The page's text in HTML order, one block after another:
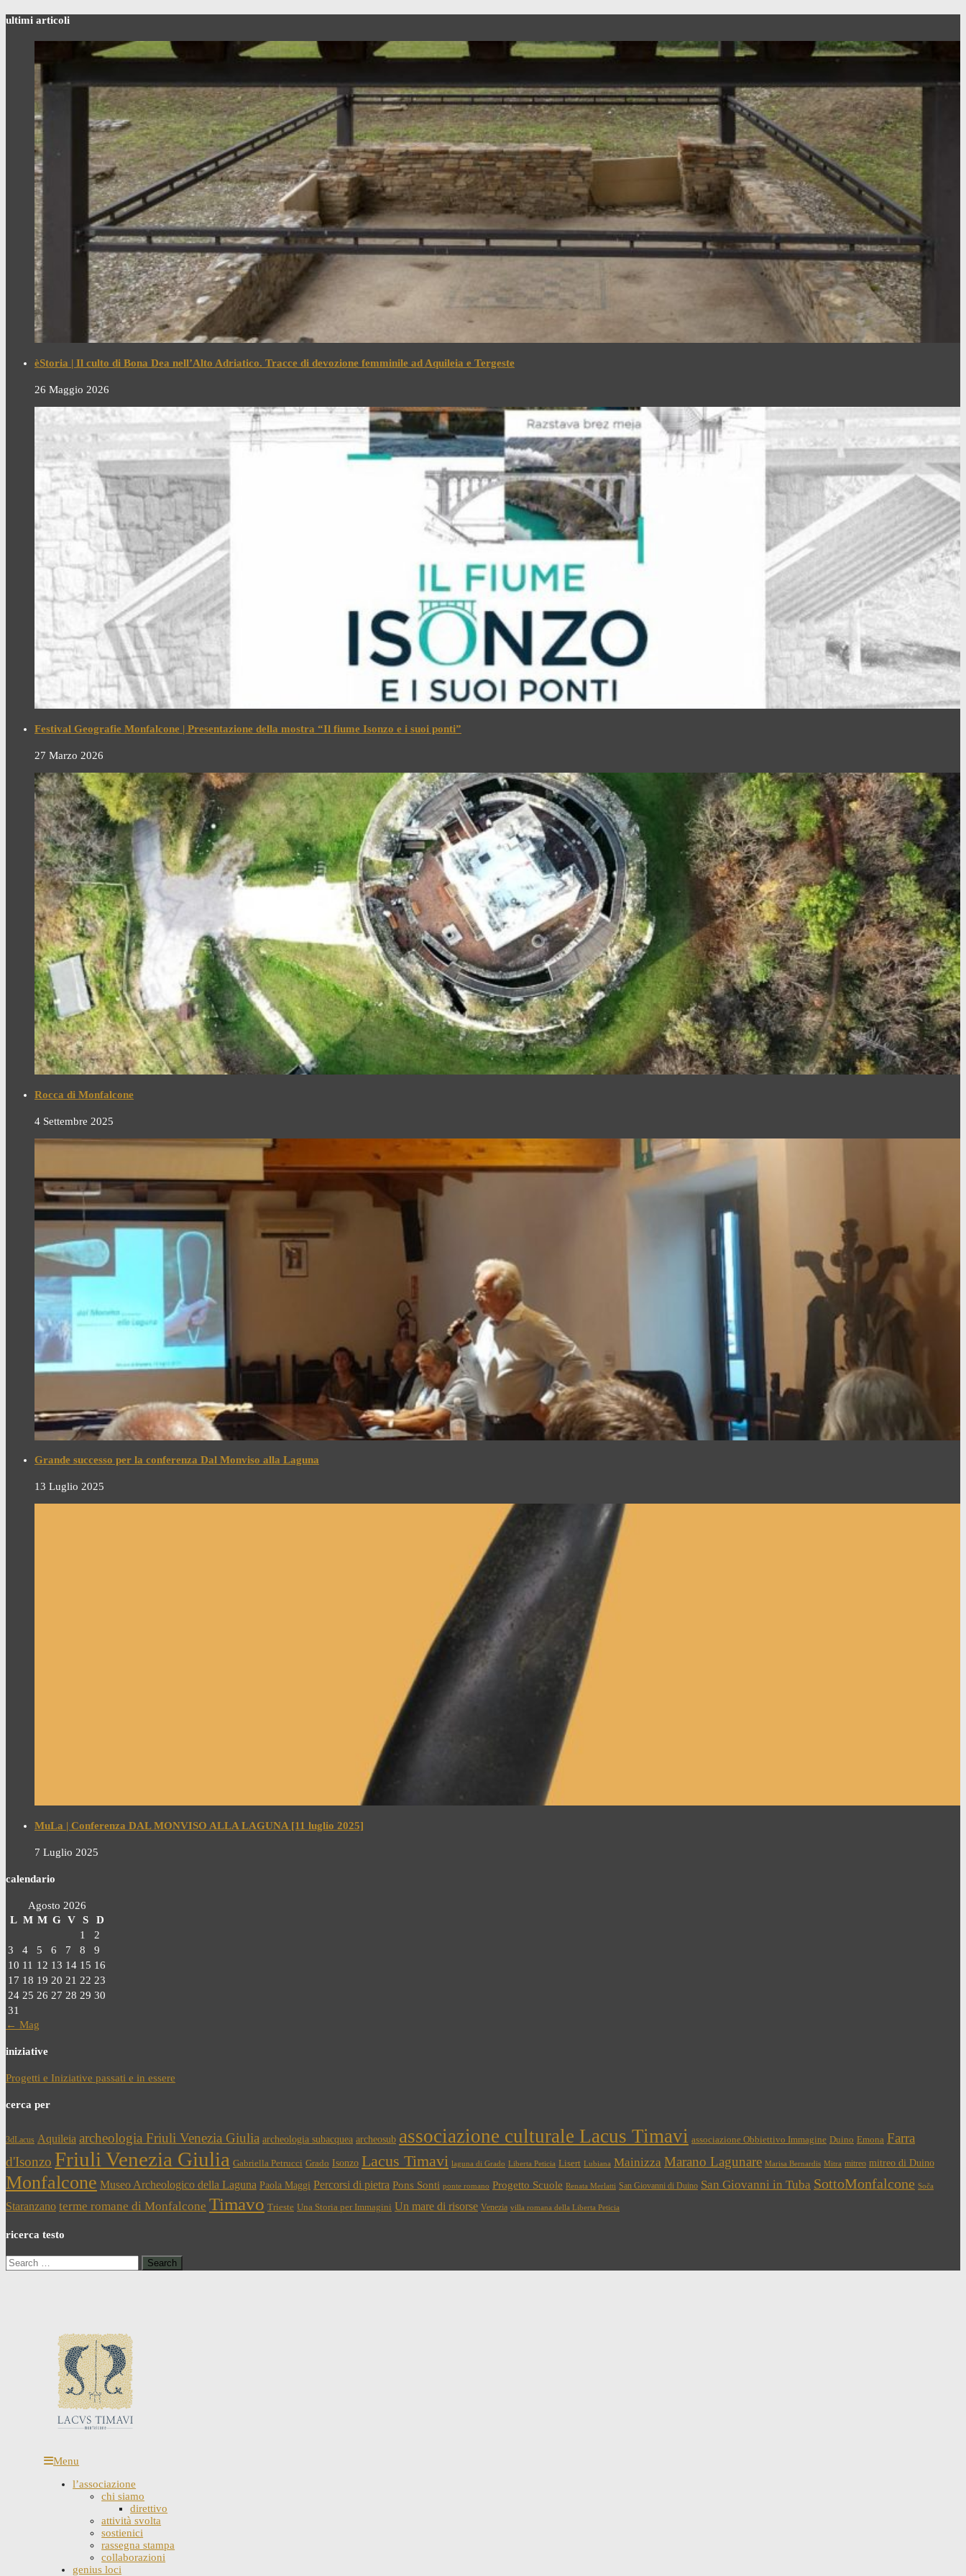
ultimi articoli
èStoria | Il culto di Bona Dea nell’Alto Adriatico. Tracce di devozione femminile ad Aquileia e Tergeste
26 Maggio 2026
Festival Geografie Monfalcone | Presentazione della mostra “Il fiume Isonzo e i suoi ponti”
27 Marzo 2026
Rocca di Monfalcone
4 Settembre 2025
Grande successo per la conferenza Dal Monviso alla Laguna
13 Luglio 2025
MuLa | Conferenza DAL MONVISO ALLA LAGUNA [11 luglio 2025]
7 Luglio 2025
calendario
Agosto 2026
L M M G V S
D
1
2
3
4 5 6 7 8
9
10 11 12 13 14 15 16
17 18 19 20 21 22 23
24 25 26 27 28 29 30
31
← Mag
iniziative
Progetti e Iniziative passati e in essere
cerca per
3dLacus Aquileia archeologia Friuli Venezia Giulia archeologia subacquea archeosub associazione culturale Lacus Timavi associazione Obbiettivo Immagine Duino Emona Farra
d'Isonzo Friuli Venezia Giulia Gabriella Petrucci Grado Isonzo Lacus Timavi laguna di Grado Liberta Peticia Lisert Lubiana Mainizza Marano Lagunare Marisa Bernardis Mitra mitreo mitreo di Duino
Monfalcone Museo Archeologico della Laguna Paola Maggi Percorsi di pietra Pons Sonti ponte romano Progetto Scuole Renata Merlatti San Giovanni di Duino San Giovanni in Tuba SottoMonfalcone Soča
Staranzano terme romane di Monfalcone Timavo Trieste Una Storia per Immagini Un mare di risorse Venezia villa romana della Liberta Peticia
ricerca testo
Search
for:
Menu
l’associazione
chi siamo
direttivo
attività svolta
sostienici
rassegna stampa
collaborazioni
genius loci